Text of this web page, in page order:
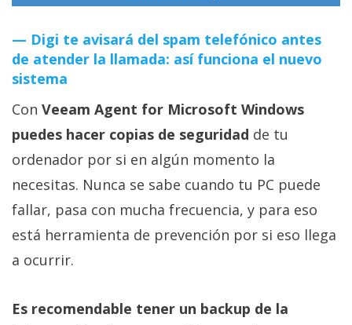
Digi te avisará del spam telefónico antes
de atender la llamada: así funciona el nuevo
sistema
Con Veeam Agent for Microsoft Windows
puedes hacer copias de seguridad de tu
ordenador por si en algún momento la
necesitas. Nunca se sabe cuando tu PC puede
fallar, pasa con mucha frecuencia, y para eso
está herramienta de prevención por si eso llega
a ocurrir.
Es recomendable tener un backup de la